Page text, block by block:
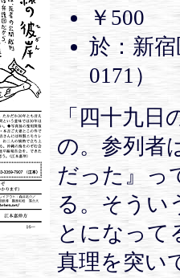
￥500
於：新
0171）
「四十九
の。参列者
だった』っ
る。そうい
とになって
真理を突い